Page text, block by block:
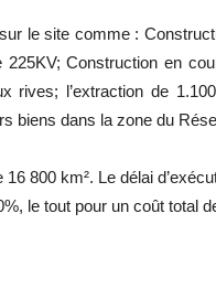
le site comme :
Construction en
rives; l’extraction de
biens dans la zone du
800 km². Le délai
le tout pour un coût total